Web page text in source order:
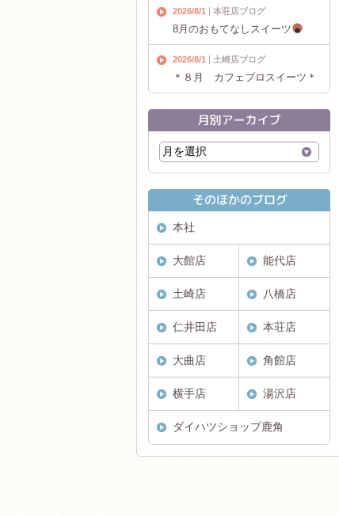
2026/8/1 本荘店ブログ
8月のおもてなしスイーツ
2026/8/1 土崎店ブログ
＊８月 カフェプロスイーツ＊
本社
大館店 能代店
土崎店 八橋店
仁井田店 本荘店
大曲店 角館店
横手店 湯沢店
ダイハツショップ鹿角